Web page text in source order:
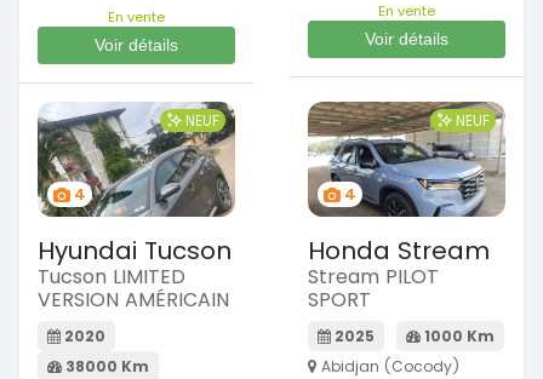
En vente
Voir détails
En vente
Voir détails
4
NEUF
Hyundai Tucson
Tucson LIMITED
VERSION AMÉRICAIN
2020
38000 Km
4
NEUF
Honda Stream
Stream PILOT
SPORT
2025
1000 Km
Abidjan (Cocody)